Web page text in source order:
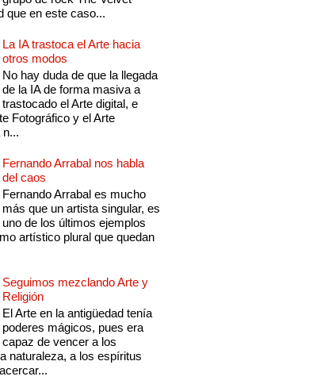
que en este caso...
La IA trastoca el Arte hacia
otros modos
No hay duda de que la llegada
de la IA de forma masiva a
trastocado el Arte digital, e
Fotográfico y el Arte
n...
Fernando Arrabal nos habla
del caos
Fernando Arrabal es mucho
más que un artista singular, es
uno de los últimos ejemplos
artístico plural que quedan
Seguimos mezclando Arte y
Religión
El Arte en la antigüedad tenía
poderes mágicos, pues era
capaz de vencer a los
naturaleza, a los espíritus